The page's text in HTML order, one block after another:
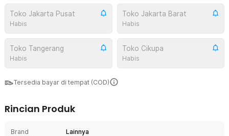
Toko Jakarta Pusat
Habis
Toko Jakarta Barat
Habis
Toko Tangerang
Habis
Toko Cikupa
Habis
Tersedia bayar di tempat (COD)
Rincian Produk
Brand
Lainnya